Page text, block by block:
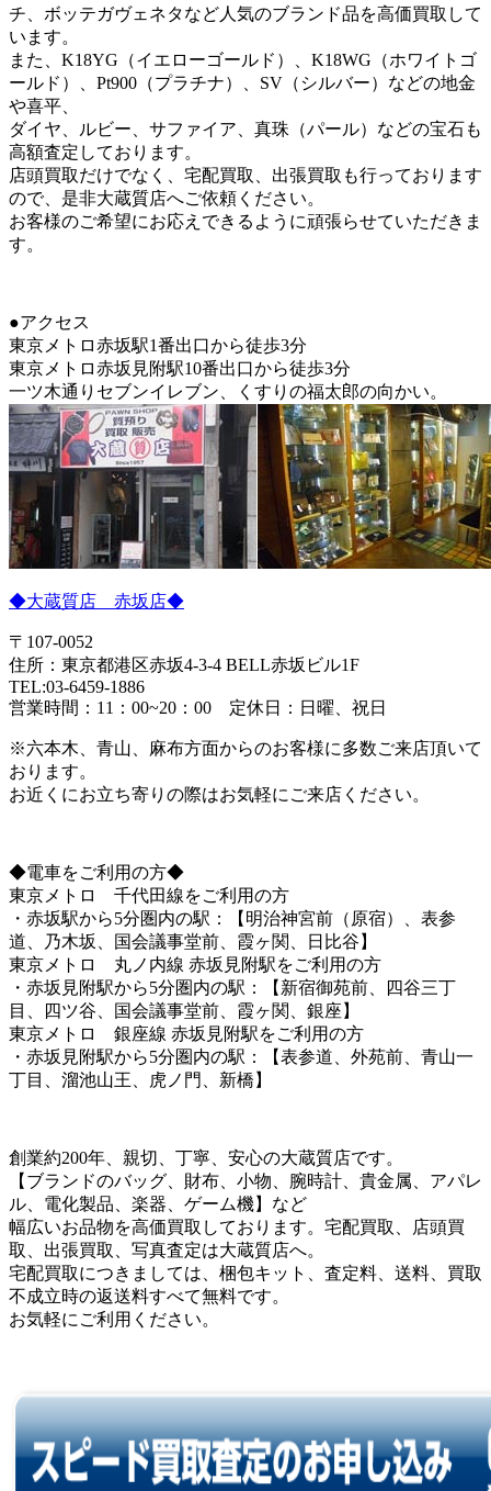
チ、ボッテガヴェネタなど人気のブランド品を高価買取して
います。
また、K18YG（イエローゴールド）、K18WG（ホワイトゴ
ールド）、Pt900（プラチナ）、SV（シルバー）などの地金
や喜平、
ダイヤ、ルビー、サファイア、真珠（パール）などの宝石も
高額査定しております。
店頭買取だけでなく、宅配買取、出張買取も行っております
ので、是非大蔵質店へご依頼ください。
お客様のご希望にお応えできるように頑張らせていただきま
す。
●アクセス
東京メトロ赤坂駅1番出口から徒歩3分
東京メトロ赤坂見附駅10番出口から徒歩3分
一ツ木通りセブンイレブン、くすりの福太郎の向かい。
◆大蔵質店 赤坂店◆
〒107-0052
住所：東京都港区赤坂4-3-4 BELL赤坂ビル1F
TEL:03-6459-1886
営業時間：11：00~20：00 定休日：日曜、祝日
※六本木、青山、麻布方面からのお客様に多数ご来店頂いて
おります。
お近くにお立ち寄りの際はお気軽にご来店ください。
◆電車をご利用の方◆
東京メトロ 千代田線をご利用の方
・赤坂駅から5分圏内の駅：【明治神宮前（原宿）、表参
道、乃木坂、国会議事堂前、霞ヶ関、日比谷】
東京メトロ 丸ノ内線 赤坂見附駅をご利用の方
・赤坂見附駅から5分圏内の駅：【新宿御苑前、四谷三丁
目、四ツ谷、国会議事堂前、霞ヶ関、銀座】
東京メトロ 銀座線 赤坂見附駅をご利用の方
・赤坂見附駅から5分圏内の駅：【表参道、外苑前、青山一
丁目、溜池山王、虎ノ門、新橋】
創業約200年、親切、丁寧、安心の大蔵質店です。
【ブランドのバッグ、財布、小物、腕時計、貴金属、アパレ
ル、電化製品、楽器、ゲーム機】など
幅広いお品物を高価買取しております。宅配買取、店頭買
取、出張買取、写真査定は大蔵質店へ。
宅配買取につきましては、梱包キット、査定料、送料、買取
不成立時の返送料すべて無料です。
お気軽にご利用ください。